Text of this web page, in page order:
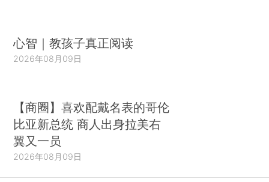
心智｜教孩子真正阅读
2026年08月09日
【商圈】喜欢配戴名表的哥伦
比亚新总统 商人出身拉美右
翼又一员
2026年08月09日